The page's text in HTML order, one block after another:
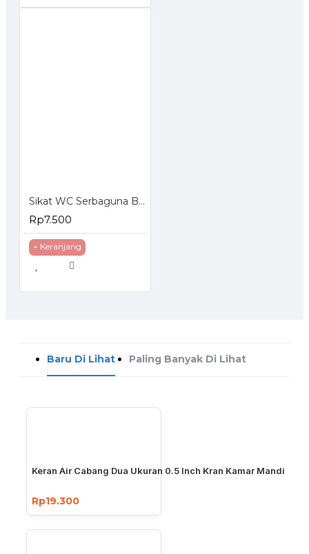
Sikat WC Serbaguna Baju Lantai
Rp7.500
+ Keranjang
Baru Di Lihat Paling Banyak Di Lihat
Keran Air Cabang Dua Ukuran 0.5 Inch Kran Kamar Mandi
Rp19.300